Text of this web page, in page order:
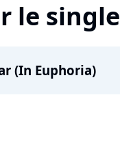
le single
(In Euphoria)